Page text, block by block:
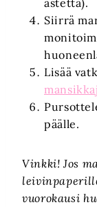
Siirrä
Lisää
päälle.
Vinkki! Jos
vuorokausi